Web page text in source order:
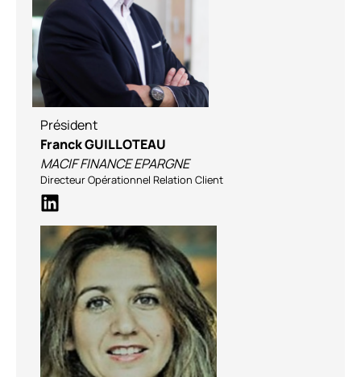
Président
Franck GUILLOTEAU
MACIF FINANCE EPARGNE
Directeur Opérationnel Relation Client